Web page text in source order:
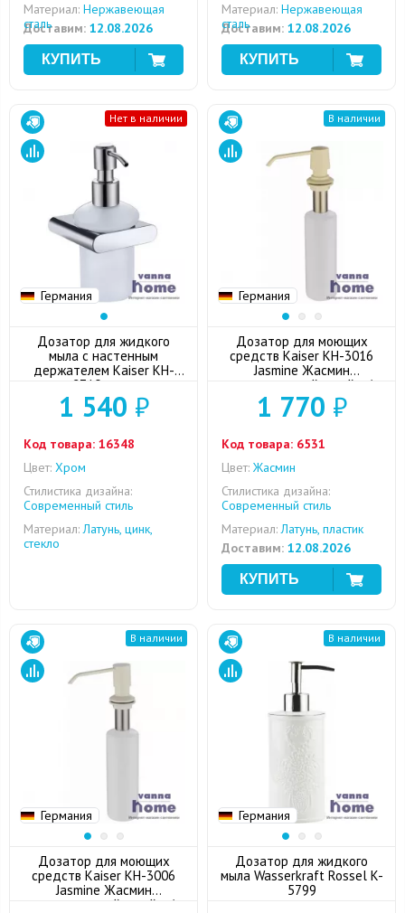
Материал: Нержавеющая
сталь
Доставим: 12.08.2026
Материал: Нержавеющая
сталь
Доставим: 12.08.2026
Германия
Нет в наличии
Дозатор для жидкого
мыла с настенным
держателем Kaiser KH-
2710 хром
1 540 ₽
Код товара: 16348
Цвет: Хром
Стилистика дизайна:
Современный стиль
Материал:Латунь, цинк,
стекло
Германия
В наличии
Дозатор для моющих
средств Kaiser KH-3016
Jasmine Жасмин
встраиваемый в мойку/
столешницу
1 770 ₽
Код товара: 6531
Цвет: Жасмин
Стилистика дизайна:
Современный стиль
Материал:Латунь, пластик
Доставим: 12.08.2026
Германия
В наличии
Дозатор для моющих
средств Kaiser KH-3006
Jasmine Жасмин
встраиваемый в мойку/
Германия
В наличии
Дозатор для жидкого
мыла Wasserkraft Rossel K-
5799